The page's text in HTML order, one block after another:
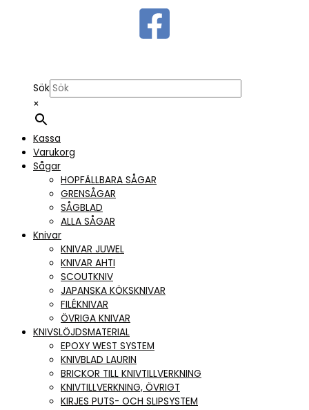
Sök
×
Kassa
Varukorg
Sågar
HOPFÄLLBARA SÅGAR
GRENSÅGAR
SÅGBLAD
ALLA SÅGAR
Knivar
KNIVAR JUWEL
KNIVAR AHTI
SCOUTKNIV
JAPANSKA KÖKSKNIVAR
FILÉKNIVAR
ÖVRIGA KNIVAR
KNIVSLÖJDSMATERIAL
EPOXY WEST SYSTEM
KNIVBLAD LAURIN
BRICKOR TILL KNIVTILLVERKNING
KNIVTILLVERKNING, ÖVRIGT
KIRJES PUTS- OCH SLIPSYSTEM